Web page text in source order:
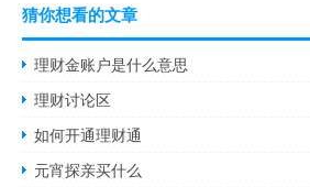
猜你想看的文章
理财金账户是什么意思
理财讨论区
如何开通理财通
元宵探亲买什么